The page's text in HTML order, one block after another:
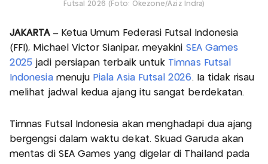
Futsal 2026 (Foto: Okezone/Aziz Indra)
JAKARTA –Ketua Umum Federasi Futsal Indonesia
(FFI), Michael Victor Sianipar, meyakini SEA Games
2025 jadi persiapan terbaik untuk Timnas Futsal
Indonesiamenuju Piala Asia Futsal 2026. Ia tidak risau
melihat jadwal kedua ajang itu sangat berdekatan.
Timnas Futsal Indonesia akan menghadapi dua ajang
bergengsi dalam waktu dekat. Skuad Garuda akan
mentas di SEA Games yang digelar di Thailand pada